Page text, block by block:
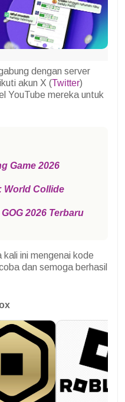
dengan server
akun X (Twitter)
YouTube mereka untuk
Game 2026
World Collide
2026 Terbaru
ini mengenai kode
dan semoga berhasil